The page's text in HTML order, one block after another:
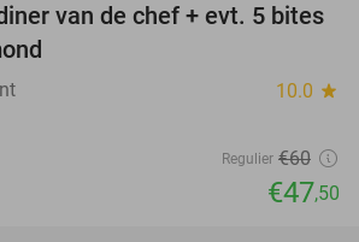
21%
van de chef + evt. 5 bites
10.0 star
Regulier €60
€47,50